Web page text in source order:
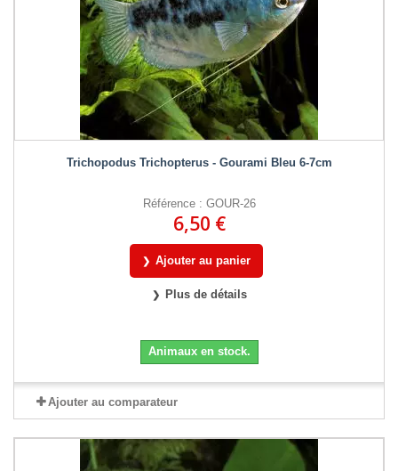
Trichopodus Trichopterus - Gourami Bleu 6-7cm
Référence : GOUR-26
6,50 €
Ajouter au panier
Plus de détails
Animaux en stock.
Ajouter au comparateur